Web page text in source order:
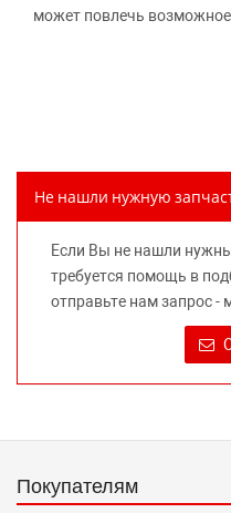
может повлечь
предлагаемых к продаже
правообладателей
Требование
достоверную информацию
продаже,
выбора возложено на
«О защите прав
Не нашли нужную
Если Вы не нашли
требуется помощь в
отправьте нам запрос
Покупателям